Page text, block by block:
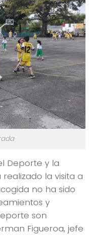
Deporte y la
la visita a
no ha sido
y
son
Figueroa, jefe